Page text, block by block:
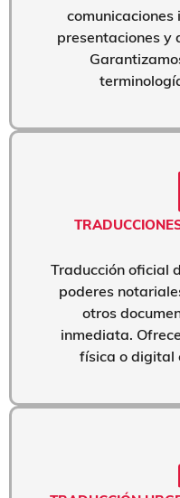
comunicaciones
presentaciones y
Traducción oficial
poderes
otros
inmediata.
física o digital